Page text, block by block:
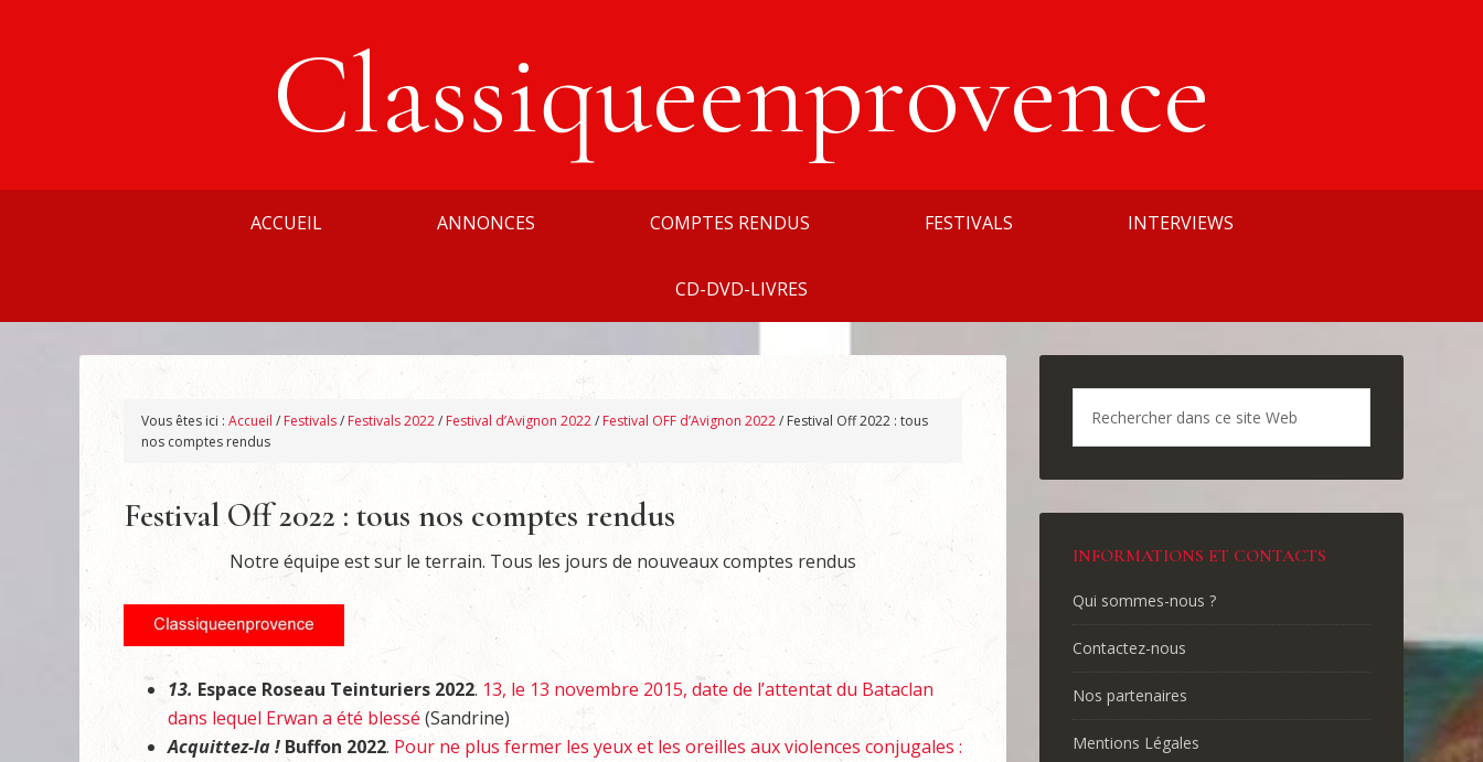
Classiqueenprovence
ACCUEIL ANNONCES COMPTES RENDUS FESTIVALS INTERVIEWS
CD-DVD-LIVRES
Vous êtes ici : Accueil / Festivals/ Festivals 2022/ Festival d’Avignon 2022/ Festival OFF d’Avignon 2022/ Festival Off 2022 : tous
nos comptes rendus
Festival Off 2022 : tous nos comptes rendus
Notre équipe est sur le terrain. Tous les jours de nouveaux comptes rendus
13. Espace Roseau Teinturiers 2022. 13, le 13 novembre 2015, date de l’attentat du Bataclan
dans lequel Erwan a été blessé (Sandrine)
Acquittez-la ! Buffon 2022. Pour ne plus fermer les yeux et les oreilles aux violences conjugales :
INFORMATIONS ET CONTACTS
Qui sommes-nous ?
Contactez-nous
Nos partenaires
Mentions Légales